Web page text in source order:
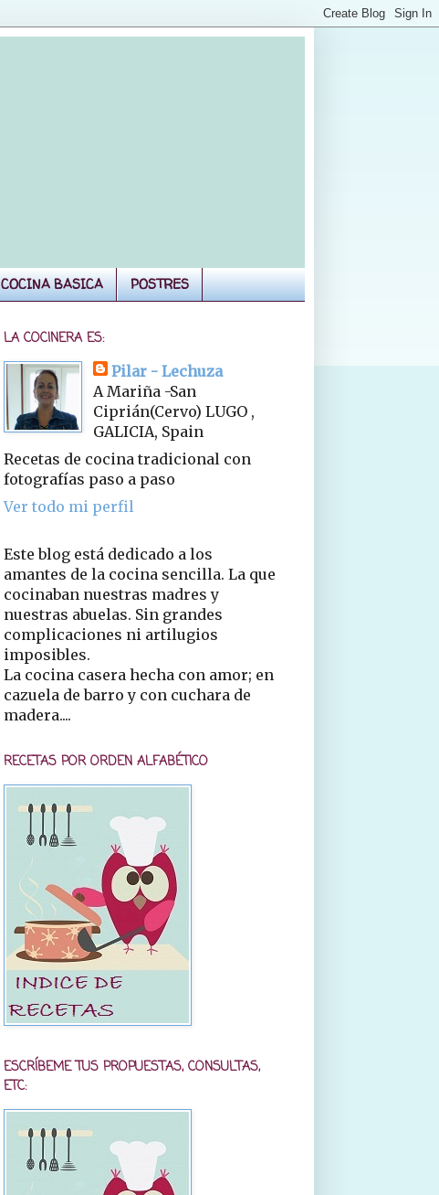
COCINA BASICA POSTRES
LA COCINERA ES:
Pilar - Lechuza
A Mariña -San
Ciprián(Cervo) LUGO ,
GALICIA, Spain
Recetas de cocina tradicional con
fotografías paso a paso
Ver todo mi perfil
Este blog está dedicado a los
amantes de la cocina sencilla. La que
cocinaban nuestras madres y
nuestras abuelas. Sin grandes
complicaciones ni artilugios
imposibles.
La cocina casera hecha con amor; en
cazuela de barro y con cuchara de
madera....
RECETAS POR ORDEN ALFABÉTICO
ESCRÍBEME TUS PROPUESTAS, CONSULTAS,
ETC: